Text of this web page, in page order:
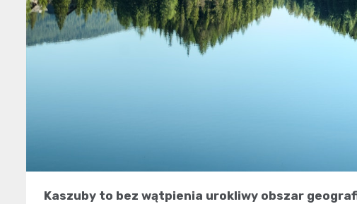
Kaszuby to bez wątpienia urokliwy obszar